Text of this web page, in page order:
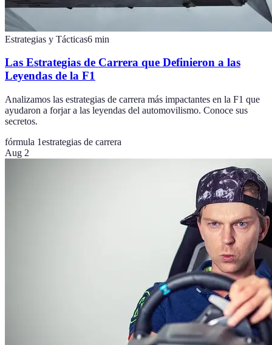
Estrategias y Tácticas6 min
Las Estrategias de Carrera que Definieron a las
Leyendas de la F1
Analizamos las estrategias de carrera más impactantes en la F1 que
ayudaron a forjar a las leyendas del automovilismo. Conoce sus
secretos.
fórmula 1estrategias de carrera
Aug 2